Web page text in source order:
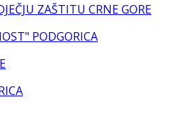
ZAŠTITU CRNE GORE
PODGORICA